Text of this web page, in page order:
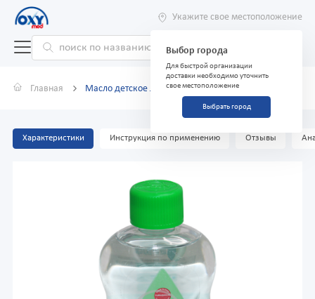
Укажите свое местоположение
Выбор города
Для быстрой организации
доставки необходимо уточнить
свое местоположение
Выбрать город
Главная Масло детское Johnson's Baby с Алоэ Вера 300 мл
Характеристики Инструкция по применению Отзывы